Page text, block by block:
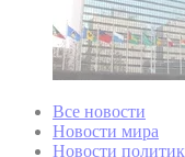
Все новости
Новости мира
Новости